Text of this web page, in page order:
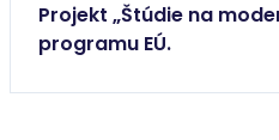
Projekt „Štúdie na
programu EÚ.